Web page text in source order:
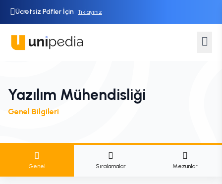
Ücretsiz Pdfler İçin Tıklayınız
Yazılım Mühendisliği
Genel Bilgileri
Genel Sıralamalar Mezunlar